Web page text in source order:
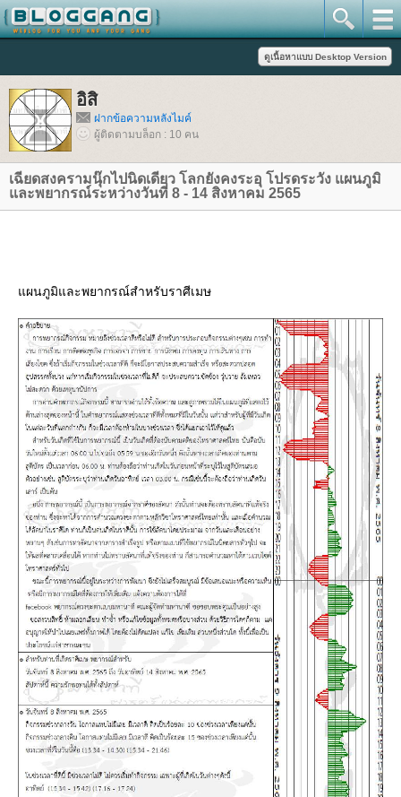
อิสิ
ฝากข้อความหลังไมค์
ผู้ติดตามบล็อก : 10 คน
เฉียดสงครามนุ๊กไปนิดเดียว โลกยังคงระอุ โปรดระวัง แผนภูมิ
ละพยากรณ์ระหว่างวันที่ 8 - 14 สิงหาคม 2565
ผนภูมิและพยากรณ์สำหรับราศีเมษ